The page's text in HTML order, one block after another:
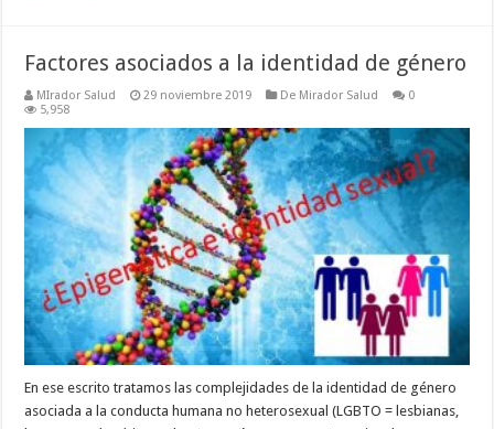
Factores asociados a la identidad de género
MIrador Salud 29 noviembre 2019 De Mirador Salud
0
5,958
En ese escrito tratamos las complejidades de la identidad de género
asociada a la conducta humana no heterosexual (LGBTO = lesbianas,